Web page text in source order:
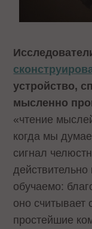
устройство,
мысленно
«чтение
когда мы
сигнал
действительно
обучаемо:
оно считывает
простейшие